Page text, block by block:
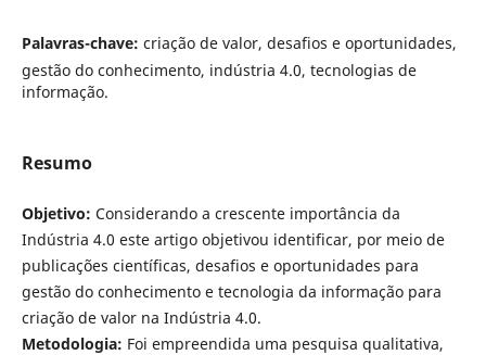
Palavras-chave: criação de valor, desafios e oportunidades,
gestão do conhecimento, indústria 4.0, tecnologias de
informação.
Resumo
Objetivo: Considerando a crescente importância da
Indústria 4.0 este artigo objetivou identificar, por meio de
publicações científicas, desafios e oportunidades para
gestão do conhecimento e tecnologia da informação para
criação de valor na Indústria 4.0.
Metodologia: Foi empreendida uma pesquisa qualitativa,